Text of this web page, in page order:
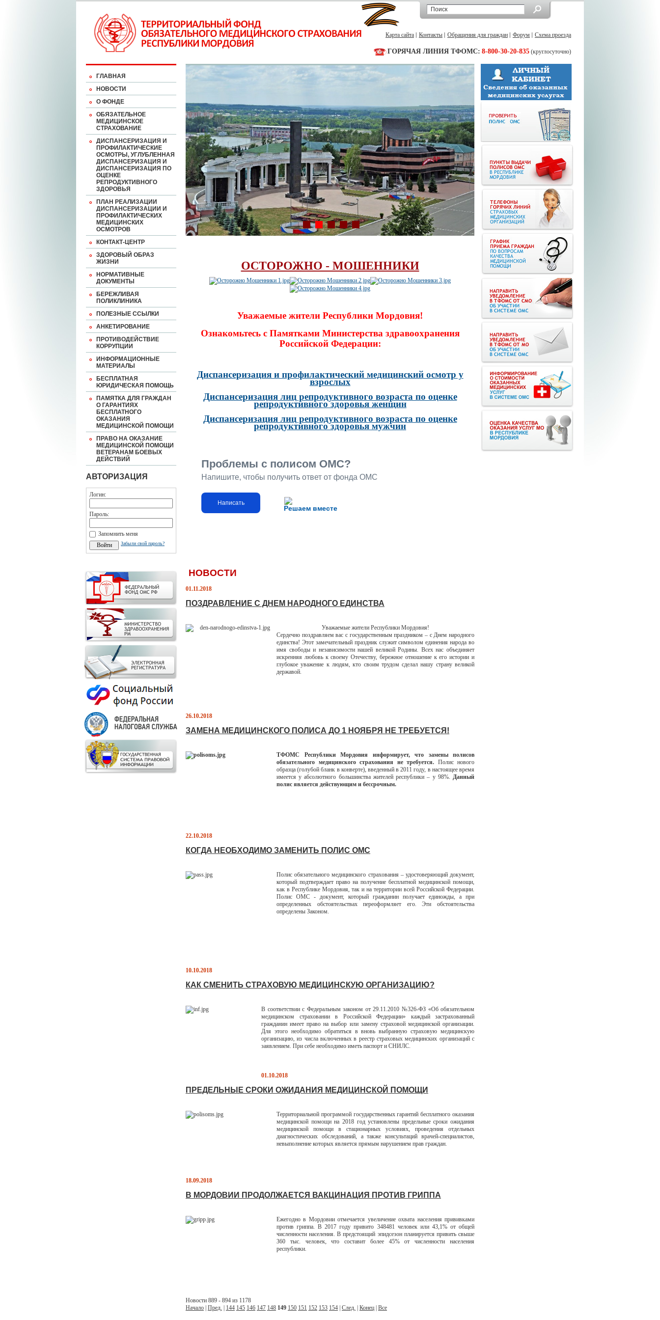
Карта сайта Контакты Обращения для граждан Форум Схема проезда
ГОРЯЧАЯ ЛИНИЯ ТФОМС: 8-800-30-20-835 (круглосуточно)
ГЛАВНАЯ
НОВОСТИ
О ФОНДЕ
ОБЯЗАТЕЛЬНОЕ
МЕДИЦИНСКОЕ
СТРАХОВАНИЕ
ДИСПАНСЕРИЗАЦИЯ И
ПРОФИЛАКТИЧЕСКИЕ
ОСМОТРЫ, УГЛУБЛЕННАЯ
ДИСПАНСЕРИЗАЦИЯ И
ДИСПАНСЕРИЗАЦИЯ ПО
ОЦЕНКЕ
РЕПРОДУКТИВНОГО
ЗДОРОВЬЯ
ПЛАН РЕАЛИЗАЦИИ
ДИСПАНСЕРИЗАЦИИ И
ПРОФИЛАКТИЧЕСКИХ
МЕДИЦИНСКИХ
ОСМОТРОВ
КОНТАКТ-ЦЕНТР
ЗДОРОВЫЙ ОБРАЗ
ЖИЗНИ
НОРМАТИВНЫЕ
ДОКУМЕНТЫ
БЕРЕЖЛИВАЯ
ПОЛИКЛИНИКА
ПОЛЕЗНЫЕ ССЫЛКИ
АНКЕТИРОВАНИЕ
ПРОТИВОДЕЙСТВИЕ
КОРРУПЦИИ
ИНФОРМАЦИОННЫЕ
МАТЕРИАЛЫ
БЕСПЛАТНАЯ
ЮРИДИЧЕСКАЯ ПОМОЩЬ
ПАМЯТКА ДЛЯ ГРАЖДАН
О ГАРАНТИЯХ
БЕСПЛАТНОГО
ОКАЗАНИЯ
МЕДИЦИНСКОЙ ПОМОЩИ
ПРАВО НА ОКАЗАНИЕ
МЕДИЦИНСКОЙ ПОМОЩИ
ВЕТЕРАНАМ БОЕВЫХ
ДЕЙСТВИЙ
АВТОРИЗАЦИЯ
Логин:
Пароль:
Запомнить меня
Забыли свой пароль?
ОСТОРОЖНО - МОШЕННИКИ
Уважаемые жители Республики Мордовия!
Ознакомьтесь с Памятками Министерства здравоохранения
Российской Федерации:
Диспансеризация и профилактический медицинский осмотр у
взрослых
Диспансеризация лиц репродуктивного возраста по оценке
репродуктивного здоровья женщин
Диспансеризация лиц репродуктивного возраста по оценке
репродуктивного здоровья мужчин
Решаем вместе
Проблемы с полисом ОМС?
Напишите, чтобы получить ответ от фонда ОМС
Написать
НОВОСТИ
01.11.2018
ПОЗДРАВЛЕНИЕ С ДНЕМ НАРОДНОГО ЕДИНСТВА
Уважаемые жители Республики Мордовия!
Сердечно поздравляем вас с государственным праздником – с Днем народного
единства! Этот замечательный праздник служит символом единения народа во
имя свободы и независимости нашей великой Родины. Всех нас объединяет
искренняя любовь к своему Отечеству, бережное отношение к его истории и
глубокое уважение к людям, кто своим трудом сделал нашу страну великой
державой.
26.10.2018
ЗАМЕНА МЕДИЦИНСКОГО ПОЛИСА ДО 1 НОЯБРЯ НЕ ТРЕБУЕТСЯ!
ТФОМС Республики Мордовия информирует, что замены полисов
обязательного медицинского страхования не требуется. Полис нового
образца (голубой бланк в конверте), введенный в 2011 году, в настоящее время
имеется у абсолютного большинства жителей республики – у 98%. Данный
полис является действующим и бессрочным.
22.10.2018
КОГДА НЕОБХОДИМО ЗАМЕНИТЬ ПОЛИС ОМС
Полис обязательного медицинского страхования – удостоверяющий документ,
который подтверждает право на получение бесплатной медицинской помощи,
как в Республике Мордовия, так и на территории всей Российской Федерации.
Полис ОМС - документ, который гражданин получает единожды, а при
определенных обстоятельствах переоформляет его. Эти обстоятельства
определены Законом.
10.10.2018
КАК СМЕНИТЬ СТРАХОВУЮ МЕДИЦИНСКУЮ ОРГАНИЗАЦИЮ?
В соответствии с Федеральным законом от 29.11.2010 №326-ФЗ «Об обязательном
медицинском страховании в Российской Федерации» каждый застрахованный
гражданин имеет право на выбор или замену страховой медицинской организации.
Для этого необходимо обратиться в вновь выбранную страховую медицинскую
организацию, из числа включенных в реестр страховых медицинских организаций с
заявлением. При себе необходимо иметь паспорт и СНИЛС.
01.10.2018
ПРЕДЕЛЬНЫЕ СРОКИ ОЖИДАНИЯ МЕДИЦИНСКОЙ ПОМОЩИ
Территориальной программой государственных гарантий бесплатного оказания
медицинской помощи на 2018 год установлены предельные сроки ожидания
медицинской помощи в стационарных условиях, проведения отдельных
диагностических обследований, а также консультаций врачей-специалистов,
невыполнение которых является прямым нарушением прав граждан.
18.09.2018
В МОРДОВИИ ПРОДОЛЖАЕТСЯ ВАКЦИНАЦИЯ ПРОТИВ ГРИППА
Ежегодно в Мордовии отмечается увеличение охвата населения прививками
против гриппа. В 2017 году привито 348481 человек или 43,1% от общей
численности населения. В предстоящий эпидсезон планируется привить свыше
360 тыс. человек, что составит более 45% от численности населения
республики.
Новости 889 - 894 из 1178
Начало Пред. 144 145 146 147 148 149 150 151 152 153 154 След. Конец Все